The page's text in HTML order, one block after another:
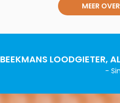
MEER
BEEKMANS LOODGIETER,
-